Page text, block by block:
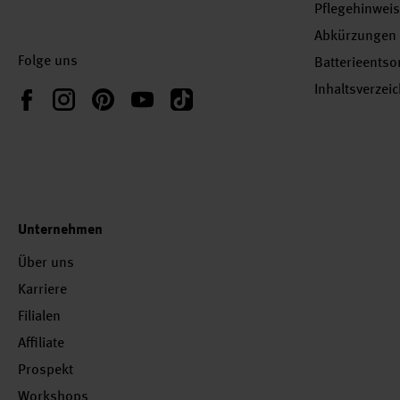
Folge uns
FacebookInstagramPinterestYouTubeTikTok
Abkürzungen
Unternehmen
Über uns
Karriere
Filialen
Affiliate
Prospekt
Workshops